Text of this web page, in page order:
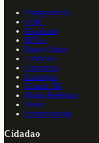
Transparencia
e-SIC
Ouvidoria
NFS-e
Diario Oficial
Licitacoes
Concursos
Empregos
Central 156
Minha Prefeitura
Saude
Empreendedor
Cidadao